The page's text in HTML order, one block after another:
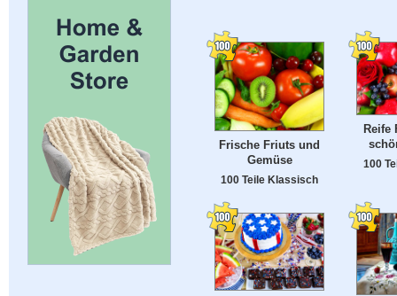
Frische Friuts und
Gemüse
100 Teile Klassisch
Reife
100